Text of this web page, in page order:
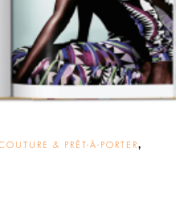
& PRÊT-À-PORTER,